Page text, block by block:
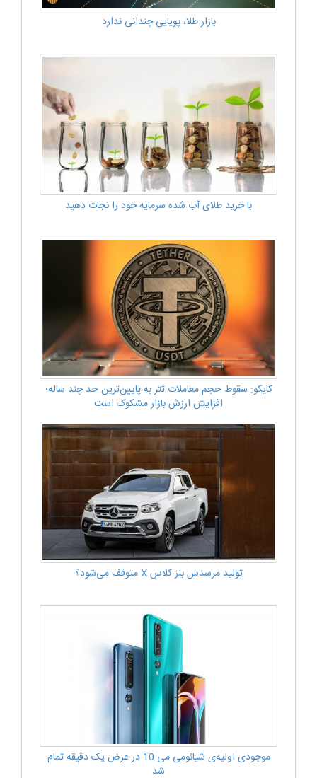
بازار طلا، پویایی چندانی ندارد
با خرید طلای آب شده سرمایه خود را نجات دهید
کایکو: سقوط حجم معاملات تتر به پایین‌ترین حد چند ساله؛
افزایش ارزش بازار مشکوک است
تولید مرسدس بنز کلاس X متوقف می‌شود؟
موجودی اولیه‌ی شیائومی می 10 در عرض یک دقیقه تمام
شد